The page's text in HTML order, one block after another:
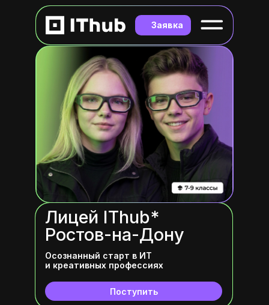
Заявка
Лицей IThub*
Ростов-на-Дону
Осознанный старт в ИТ
и креативных профессиях
Поступить